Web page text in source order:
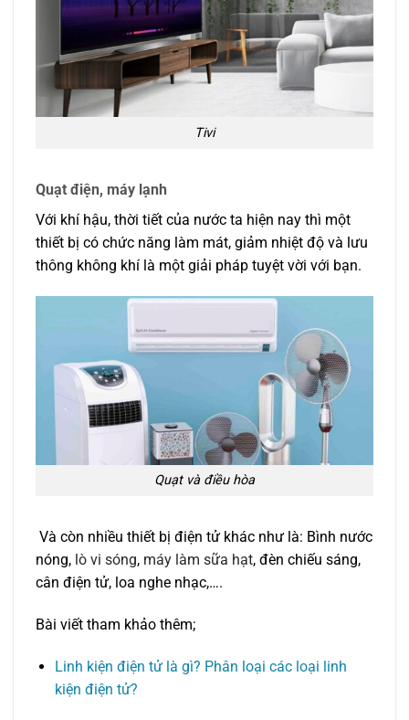
Tivi
Quạt điện, máy lạnh
Với khí hậu, thời tiết của nước ta hiện nay thì một
thiết bị có chức năng làm mát, giảm nhiệt độ và lưu
thông không khí là một giải pháp tuyệt vời với bạn.
Quạt và điều hòa
Và còn nhiều thiết bị điện tử khác như là: Bình nước
nóng, lò vi sóng, máy làm sữa hạt, đèn chiếu sáng,
cân điện tử, loa nghe nhạc,….
Bài viết tham khảo thêm;
Linh kiện điện tử là gì? Phân loại các loại linh
kiện điện tử?